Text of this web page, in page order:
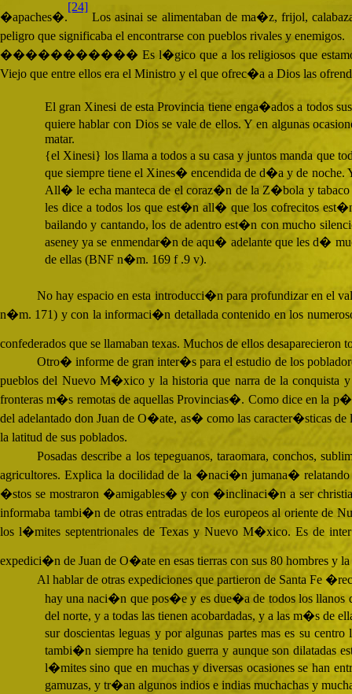
�apaches�.
[24]
Los asinai se alimentaban de ma�z, frijol,
peligro que significaba el encontrarse con pueblos rivales y enemigos.
����������� Es l�gico que a los religiosos que estamos
Viejo que entre ellos era el Ministro y el que ofrec�a a Dios las
El gran Xinesi de esta Provincia tiene enga�ados a todos
quiere hablar con Dios se vale de ellos. Y en algunas
matar.
{el Xinesi} los llama a todos a su casa y juntos manda que
que siempre tiene el Xines� encendida de d�a y de noche.
All� le echa manteca de el coraz�n de la Z�bola y tabaco
les dice a todos los que est�n all� que los cofrecitos est�n
bailando y cantando, los de adentro est�n con mucho
aseney ya se enmendar�n de aqu� adelante que les d�
de ellas (BNFn�m. 169 f .9 v).
No hay espacio en esta introducci�n para profundizar en el
n�m. 171) y con la informaci�n detallada contenido en los
confederados que se llamaban texas. Muchos de ellos
Otro� informe de gran inter�s para el estudio de los
pueblos del Nuevo M�xico y la historia que narra de la conquista
fronteras m�s remotas de aquellas Provincias�. Como dice en la
del adelantado don Juan de O�ate, as� como las caracter�sticas
la latitud de sus poblados.
Posadas describe a los tepeguanos, taraomara, conchos,
agricultores. Explica la docilidad de la �naci�n jumana�
�stos se mostraron �amigables� y con �inclinaci�n a ser
informaba tambi�n de otras entradas de los europeos al oriente de
los l�mites septentrionales de Texas y Nuevo M�xico. Es de
expedici�n de Juan de O�ate en esas tierras con sus 80
Al hablar de otras expediciones que partieron de Santa Fe
hay una naci�n que pos�e y es due�a de todos los llanos
del norte, y a todas las tienen acobardadas, y a las m�s de
sur doscientas leguas y por algunas partes mas es su
tambi�n siempre ha tenido guerra y aunque son dilatadas
l�mites sino que en muchas y diversas ocasiones se han
gamuzas, y tr�an algunos indios e indias muchachas y